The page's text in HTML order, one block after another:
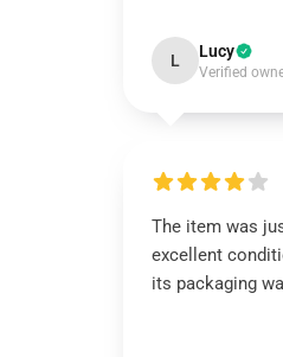
L Lucy
Verified
The item was
excellent
its packaging